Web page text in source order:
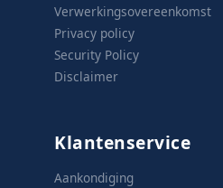
Verwerkingsovereenkomst
Privacy policy
Security Policy
Disclaimer
Klantenservice
Aankondiging